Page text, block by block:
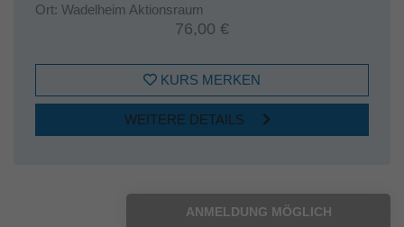
Ort: Wadelheim Aktionsraum
76,00 €
KURS MERKEN
WEITERE DETAILS
ANMELDUNG MÖGLICH